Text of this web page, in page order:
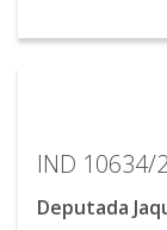
IND 10634/
Deputada